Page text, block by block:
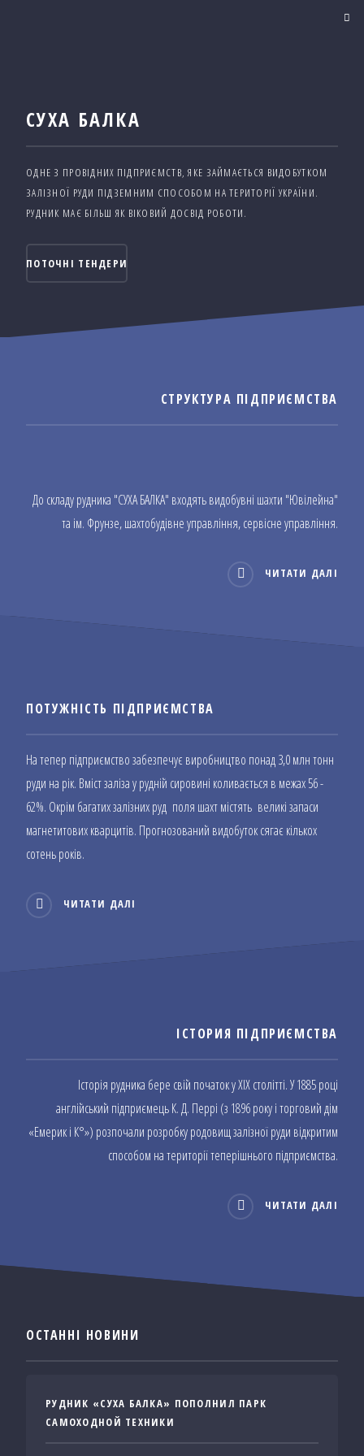
СУХА БАЛКА
ОДНЕ З ПРОВІДНИХ ПІДПРИЄМСТВ, ЯКЕ ЗАЙМАЄТЬСЯ ВИДОБУТКОМ
ЗАЛІЗНОЇ РУДИ ПІДЗЕМНИМ СПОСОБОМ НА ТЕРИТОРІЇ УКРАЇНИ.
РУДНИК МАЄ БІЛЬШ ЯК ВІКОВИЙ ДОСВІД РОБОТИ.
ПОТОЧНІ ТЕНДЕРИ
СТРУКТУРА ПІДПРИЄМСТВА
До складу рудника "СУХА БАЛКА" входять видобувні шахти "Ювілейна"
та ім. Фрунзе, шахтобудівне управління, сервісне управління.
ЧИТАТИ ДАЛІ
ПОТУЖНІСТЬ ПІДПРИЄМСТВА
На тепер підприємство забезпечує виробництво понад 3,0 млн тонн
руди на рік. Вміст заліза у рудній сировині коливається в межах 56 -
62%. Окрім багатих залізних руд поля шахт містять великі запаси
магнетитових кварцитів. Прогнозований видобуток сягає кількох
сотень років.
ЧИТАТИ ДАЛІ
ІСТОРИЯ ПІДПРИЄМСТВА
Історія рудника бере свій початок у XIX столітті. У 1885 році
англійський підприємець К. Д. Перрі (з 1896 року і торговий дім
«Емерик і К°») розпочали розробку родовищ залізної руди відкритим
способом на території теперішнього підприємства.
ЧИТАТИ ДАЛІ
ОСТАННІ НОВИНИ
РУДНИК «СУХА БАЛКА» ПОПОЛНИЛ ПАРК
САМОХОДНОЙ ТЕХНИКИ